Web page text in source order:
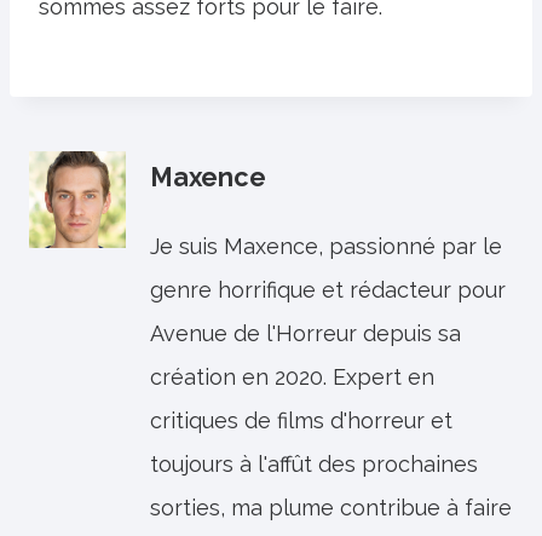
sommes assez forts pour le faire.
Maxence
Je suis Maxence, passionné par le
genre horrifique et rédacteur pour
Avenue de l'Horreur depuis sa
création en 2020. Expert en
critiques de films d'horreur et
toujours à l'affût des prochaines
sorties, ma plume contribue à faire